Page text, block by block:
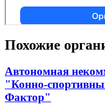
Похожие
Автономная
"Конно-
Фактор"